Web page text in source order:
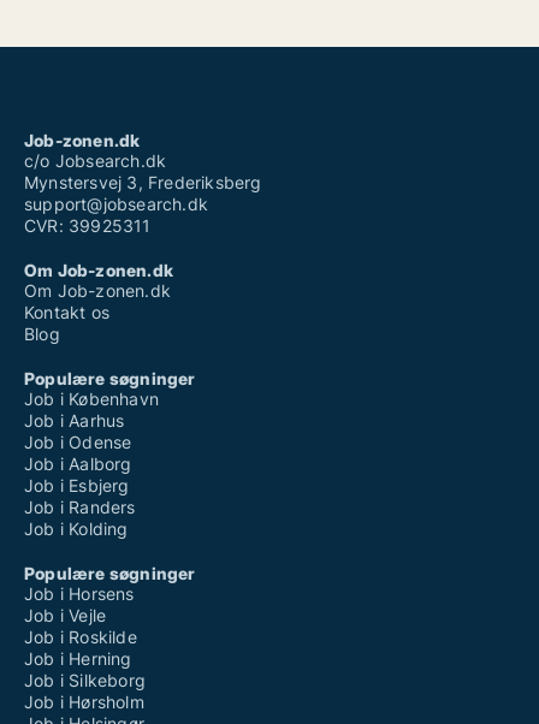
Job-zonen.dk
c/o Jobsearch.dk
Mynstersvej 3, Frederiksberg
support@jobsearch.dk
CVR: 39925311
Om Job-zonen.dk
Om Job-zonen.dk
Kontakt os
Blog
Populære søgninger
Job i København
Job i Aarhus
Job i Odense
Job i Aalborg
Job i Esbjerg
Job i Randers
Job i Kolding
Populære søgninger
Job i Horsens
Job i Vejle
Job i Roskilde
Job i Herning
Job i Silkeborg
Job i Hørsholm